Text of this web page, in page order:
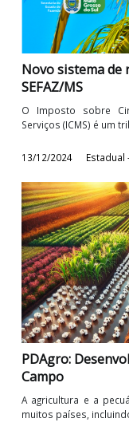
concessão de
20/03/2026
Novo sistema
SEFAZ/MS
O Imposto sobre
Serviços (ICMS) é
13/12/2024